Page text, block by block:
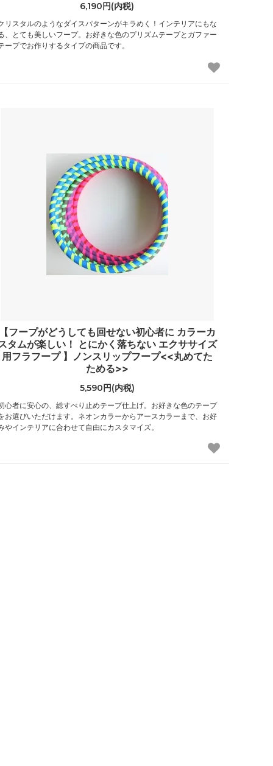
6,190円(内税)
リスタルのようなダイスパターンがキラめく！インテリアにもな
、とても美しいフープ。お好きな色のプリズムテープとガファー
ープでお作りするタイプの商品です。
【フープがどうしても回せない初心者に カラーカ
タムが楽しい！ とにかく落ちない エクササイズ
用フラフープ 】ノンスリップフープ<<丸めてた
ためる>>
5,590円(内税)
心者に安心の、総すべり止めテープ仕上げ。お好きな色のテープ
お選びいただけます。ネオンカラーからアースカラーまで、お好
やインテリアに合わせて自由にカスタマイズ。